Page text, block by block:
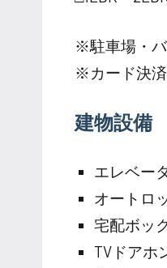
※駐車場・バ
※カード決済
建物設備
エレベー
オートロ
宅配ボッ
TVドアホ